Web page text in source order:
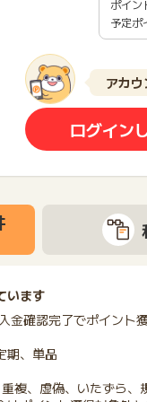
ポイン
予定ポ
アカ
ログイン
います
金確認完了でポイント
期、単品
複、虚偽、いたずら